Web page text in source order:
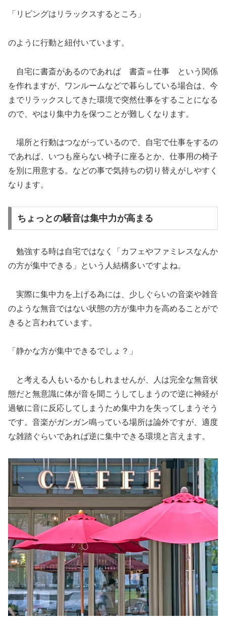
「リビングはリラックスするところ」
のように行動と紐付いています。
自宅に書斎があるのであれば 書斎＝仕事 という関係
を作れますが、ワンルームなどで暮らしている場合は、今
までリラックスしてきた環境で突然仕事をすることになる
ので、やはり集中力を保つことが難しくなります。
場所と行動はつながっているので、自宅で仕事をするの
であれば、いつも座らない椅子に座るとか、仕事用の椅子
を別に用意する。などの事で気持ちの切り替えがしやすく
なります。
ちょっとの騒音は集中力が高まる
勉強する時は自宅ではなく「カフェやファミレスなんか
の方が集中できる」という人結構多いですよね。
実際に集中力を上げる為には、少しぐらいの音楽や雑音
のような無音ではない状態の方が集中力を高めることがで
きると言われています。
「静かな方が集中できるでしょ？」
と考える人もいるかもしれませんが、人は完全な無音状
態だと無意識に体が音を聞こうしてしまうので逆に神経が
過敏に音に反応してしまうため集中力を失ってしまうそう
です。音楽がガンガン鳴っている場所は論外ですが、適度
な雑踏ぐらいであれば逆に集中できる環境と言えます。